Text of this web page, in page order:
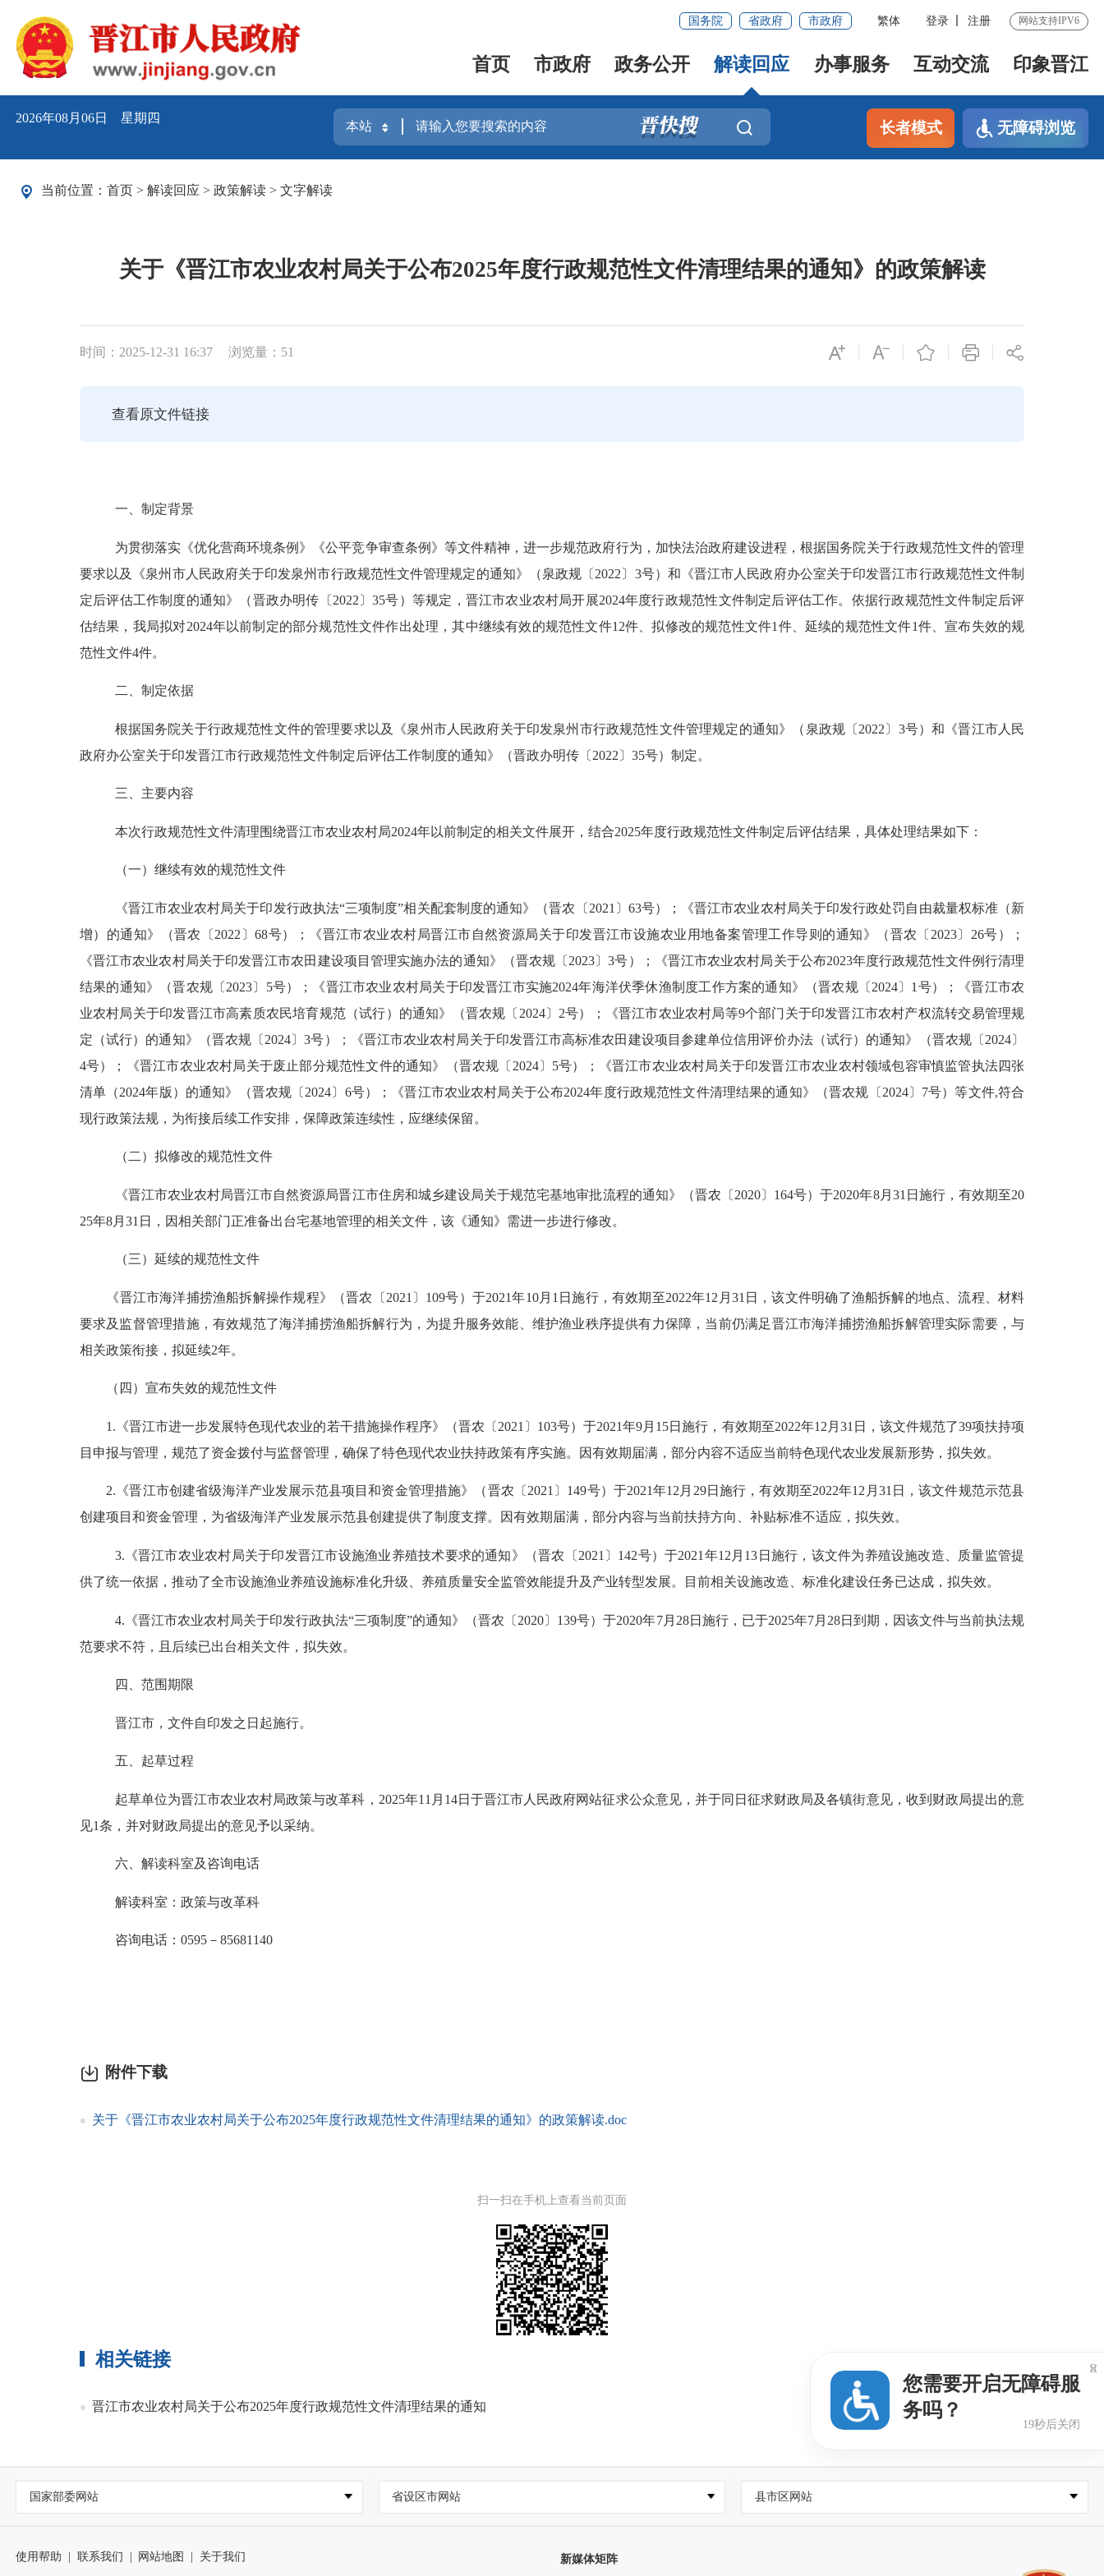
国务院 省政府 市政府 繁体 登录 注册 网站支持IPV6
首页 市政府 政务公开 解读回应 办事服务 互动交流 印象晋江
2026年08月06日 星期四
长者模式 无障碍浏览
当前位置： 首页 > 解读回应 > 政策解读 > 文字解读
关于《晋江市农业农村局关于公布2025年度行政规范性文件清理结果的通知》的政策解读
时间：2025-12-31 16:37 浏览量： 51
查看原文件链接
一、制定背景
为贯彻落实《优化营商环境条例》《公平竞争审查条例》等文件精神，进一步规范政府行为，加快法治政府建设进程，根据国务院关于行政规范性文件的管理
要求以及《泉州市人民政府关于印发泉州市行政规范性文件管理规定的通知》（泉政规〔 2022 〕 3号）和《晋江市人民政府办公室关于印发晋江市行政规范性文件制
定后评估工作制度的通知》（晋政办明传〔 2022 〕35号）等规定，晋江市农业农村局开展2024年度行政规范性文件制定后评估工作。依据行政规范性文件制定后评
估结果，我局拟对2024年以前制定的部分规范性文件作出处理，其中继续有效的规范性文件12件、拟修改的规范性文件1 件、延续的规范性文件1件、宣布失效的规
范性文件4件。
二、制定依据
根据国务院关于行政规范性文件的管理要求以及《泉州市人民政府关于印发泉州市行政规范性文件管理规定的通知》（泉政规〔 2022 〕 3号）和《晋江市人民
政府办公室关于印发晋江市行政规范性文件制定后评估工作制度的通知》（晋政办明传〔 2022 〕 35号） 制定。
三、主要内容
本次行政规范性文件清理围绕晋江市农业农村局2024年以前制定的相关文件展开，结合2025年度行政规范性文件制定后评估结果，具体处理结果如下：
（一） 继续有效的规范性文件
《晋江市农业农村局关于印发行政执法“三项制度”相关配套制度的通知》（晋农〔2021〕63号）；《晋江市农业农村局关于印发行政处罚自由裁量权标准（新
增）的通知》（晋农〔2022〕68号）；《晋江市农业农村局晋江市自然资源局关于印发晋江市设施农业用地备案管理工作导则的通知》（晋农〔2023〕26号）；
《晋江市农业农村局关于印发晋江市农田建设项目管理实施办法的通知》（晋农规〔2023〕3号）；《晋江市农业农村局关于公布2023年度行政规范性文件例行清理
结果的通知》（晋农规〔2023〕5号）；《晋江市农业农村局关于印发晋江市实施2024年海洋伏季休渔制度工作方案的通知》（晋农规〔2024〕1号）；《晋江市农
业农村局关于印发晋江市高素质农民培育规范（试行）的通知》（晋农规〔2024〕2号）；《晋江市农业农村局等9个部门关于印发晋江市农村产权流转交易管理规
定（试行）的通知》（晋农规〔2024〕3号）；《晋江市农业农村局关于印发晋江市高标准农田建设项目参建单位信用评价办法（试行）的通知》（晋农规〔2024〕
4号）；《晋江市农业农村局关于废止部分规范性文件的通知》（晋农规〔2024〕5号）；
《晋江市农业农村局关于印发晋江市农业农村领域包容审慎监管执法四张
清单（2024年版 ） 的通知》 （晋农规〔 2024〕 6号）； 《晋江市农业农村局关于公布2024年度行政规范性文件清理结果的通知》（晋农规〔2024〕7号）等文件,符合
现行政策法规，为衔接后续工作安排，保障政策连续性，应继续保留。
（二）拟修改的规范性文件
《晋江市农业农村局晋江市自然资源局晋江市住房和城乡建设局关于规范宅基地审批流程的通知》（晋农〔 2020〕164号）于2020年8月 31 日 施行， 有效期至20
25年8月31日，因相关部门正准备出台宅基地管理的相关文件， 该《通知》需进一步进行修改。
（三） 延续的规范性文件
《晋江市海洋捕捞渔船拆解操作规程》 （晋农〔 2021 〕 109号）于2021年10月 1 日施行，有效期至2022年12 月 31 日，该文件明确了渔船拆解的地点、流程、材料
要求及监督管理措施，有效规范了海洋捕捞渔船拆解行为 ，为提升服务效能、维护渔业秩序提供有力保障 ，当前仍满足晋江市海洋捕捞渔船拆解管理实际需要，与
相关政策衔接，拟延续2年。
（ 四 ） 宣布失效的规范性文件
1. 《晋江市进一步发展特色现代农业的若干措施操作程序》（晋农〔 2021 〕 103号）于2021年9月 15日施行，有效期至2022年12 月 31 日，该文件规范了39项扶持项
目申报与管理， 规范了资金拨付与监督管理，确保了特色现代农业扶持政策有序实施。 因有效期届满，部分内容不适应当前特色现代农业发展新形势，拟失效。
2. 《晋江市创建省级海洋产业发展示范县项目和资金管理措施》（晋农〔2021 〕 149号）于2021年12月 29日施行，有效期至2022年12月 31 日，该文件规范示范县
创建项目和资金管理， 为省级海洋产业发展示范县创建提供了制度支撑。 因有效期届满，部分内容与当前扶持方向、补贴标准不适应，拟失效。
3. 《晋江市农业农村局关于印发晋江市设施渔业养殖技术要求的通知》（晋农〔 2021 〕 142号）于2021 年12 月 13 日施行，该文件为养殖设施改造、质量监管提
供了统一依据，推动了全市设施渔业养殖设施标准化升级、养殖质量安全监管效能提升及产业转型发展。目前相关设施改造、标准化建设任务已达成，拟失效。
4. 《晋江市农业农村局关于印发行政执法“三项制度”的通知》（晋农〔2020〕139号）于2020年7月 28日 施行，已于2025年7月 28日 到期，因该文件与当前执法规
范要求不符，且后续已出台相关文件， 拟失效。
四、范围期限
晋江市，文件自印发之日起施行。
五、起草过程
起草单位为晋江市农业农村局政策与改革科， 2025年11 月 14日于晋江市人民政府网站征求公众意见，并于同日征求财政局及各镇街意见，收到财政局提出的意
见1条，并对财政局提出的意见予以采纳。
六、解读科室及咨询电话
解读科室：政策与改革科
咨询电话： 0595－ 85681140
附件下载
关于《晋江市农业农村局关于公布2025年度行政规范性文件清理结果的通知》的政策解读.doc
扫一扫在手机上查看当前页面
相关链接
晋江市农业农村局关于公布2025年度行政规范性文件清理结果的通知
国家部委网站 省设区市网站 县市区网站
使用帮助 | 联系我们 | 网站地图 | 关于我们 新媒体矩阵
您需要开启无障碍服
务吗？
18秒后关闭
